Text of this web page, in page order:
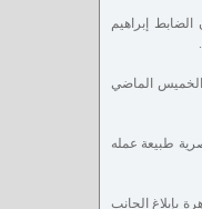
إبراهيم
الخميس الماضي
المصرية طبيعة عمله
بإبلاغ الجانب